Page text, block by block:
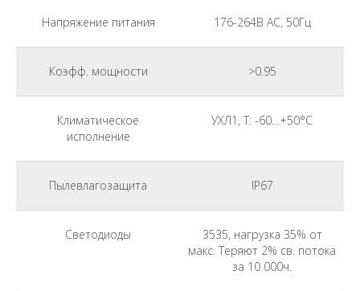
Напряжение питания 176-264В АС, 50Гц
Коэфф. мощности >0.95
Климатическое
исполнение
УХЛ1, Т: -60…+50°С
Пылевлагозащита IP67
Светодиоды
3535, нагрузка 35% от
макс. Теряют 2% св. потока
за 10 000ч.